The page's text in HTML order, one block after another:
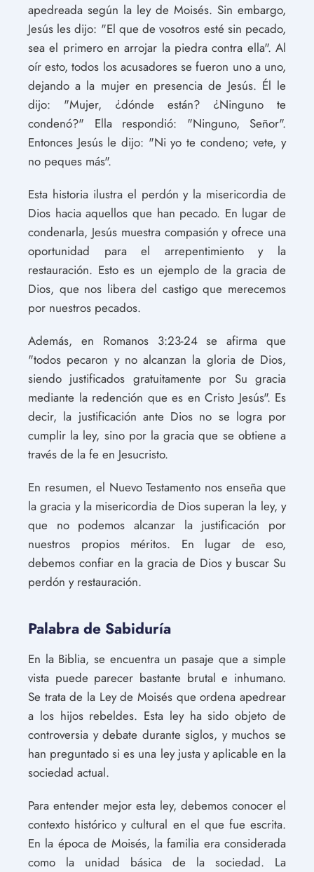
apedreada según la ley de Moisés. Sin embargo,
Jesús les dijo: "El que de vosotros esté sin pecado,
sea el primero en arrojar la piedra contra ella". Al
oír esto, todos los acusadores se fueron uno a uno,
dejando a la mujer en presencia de Jesús. Él le
dijo: "Mujer, ¿dónde están? ¿Ninguno te
condenó?" Ella respondió: "Ninguno, Señor".
Entonces Jesús le dijo: "Ni yo te condeno; vete, y
no peques más".
Esta historia ilustra el perdón y la misericordia de
Dios hacia aquellos que han pecado. En lugar de
condenarla, Jesús muestra compasión y ofrece una
oportunidad para el arrepentimiento y la
restauración. Esto es un ejemplo de la gracia de
Dios, que nos libera del castigo que merecemos
por nuestros pecados.
Además, en Romanos 3:23-24 se afirma que
"todos pecaron y no alcanzan la gloria de Dios,
siendo justificados gratuitamente por Su gracia
mediante la redención que es en Cristo Jesús". Es
decir, la justificación ante Dios no se logra por
cumplir la ley, sino por la gracia que se obtiene a
través de la fe en Jesucristo.
En resumen, el Nuevo Testamento nos enseña que
la gracia y la misericordia de Dios superan la ley, y
que no podemos alcanzar la justificación por
nuestros propios méritos. En lugar de eso,
debemos confiar en la gracia de Dios y buscar Su
perdón y restauración.
Palabra de Sabiduría
En la Biblia, se encuentra un pasaje que a simple
vista puede parecer bastante brutal e inhumano.
Se trata de la Ley de Moisés que ordena apedrear
a los hijos rebeldes. Esta ley ha sido objeto de
controversia y debate durante siglos, y muchos se
han preguntado si es una ley justa y aplicable en la
sociedad actual.
Para entender mejor esta ley, debemos conocer el
contexto histórico y cultural en el que fue escrita.
En la época de Moisés, la familia era considerada
como la unidad básica de la sociedad. La